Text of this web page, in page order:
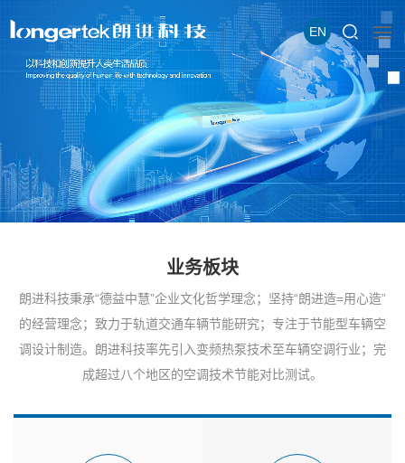
EN
业务板块
朗进科技秉承“德益中慧”企业文化哲学理念；坚持“朗进造=用心造”
的经营理念；致力于轨道交通车辆节能研究；专注于节能型车辆空
调设计制造。朗进科技率先引入变频热泵技术至车辆空调行业；完
成超过八个地区的空调技术节能对比测试。